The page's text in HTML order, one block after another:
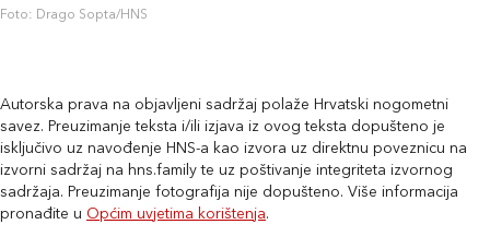
Foto: Drago Sopta/HNS
Autorska prava na objavljeni sadržaj polaže Hrvatski nogometni
savez. Preuzimanje teksta i/ili izjava iz ovog teksta dopušteno je
isključivo uz navođenje HNS-a kao izvora uz direktnu poveznicu na
izvorni sadržaj na hns.family te uz poštivanje integriteta izvornog
sadržaja. Preuzimanje fotografija nije dopušteno. Više informacija
pronađite u Općim uvjetima korištenja.